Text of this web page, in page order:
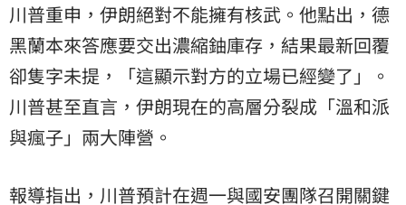
川普重申，伊朗絕對不能擁有核武。他點出，德
黑蘭本來答應要交出濃縮鈾庫存，結果最新回覆
卻隻字未提，「這顯示對方的立場已經變了」。
川普甚至直言，伊朗現在的高層分裂成「溫和派
與瘋子」兩大陣營。
報導指出，川普預計在週一與國安團隊召開關鍵